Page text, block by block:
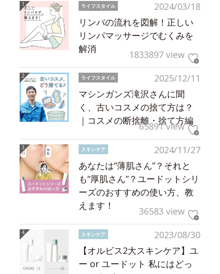
2024/03/18
ライフスタイル
リンパの流れを図解！正しい
リンパマッサージでむくみを
解消
1833897 view
2025/12/11
ライフスタイル
マシンガンズ滝沢さんに聞
く、古いコスメの捨て方は？
｜コスメの断捨離・捨て方編
65891 view
2024/11/27
スキンケア
あなたは“薄肌さん”？それと
も“厚肌さん”？ユードットシリ
ーズのおすすめの使い方、教
えます！
36583 view
2023/08/30
スキンケア
【オルビス2大スキンケア】ユ
ー or ユードット 私にはどっ